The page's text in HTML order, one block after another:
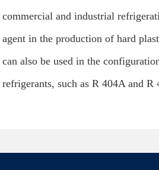
commercial and industrial
agent in the production of hard
can also be used in the
refrigerants, such as R 404A and R